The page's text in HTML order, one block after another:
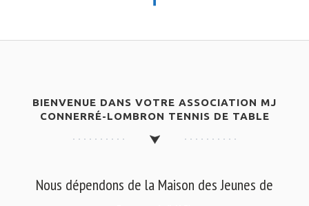
BIENVENUE DANS VOTRE ASSOCIATION MJ
CONNERRÉ-LOMBRON TENNIS DE TABLE
Nous dépendons de la Maison des Jeunes de